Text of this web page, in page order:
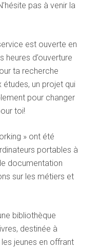
pas à venir la
est ouverte en
heures d’ouverture
ta recherche
études, un projet qui
pour changer
toi!
» ont été
portables à
documentation
sur les métiers et
bibliothèque
destinée à
jeunes en offrant